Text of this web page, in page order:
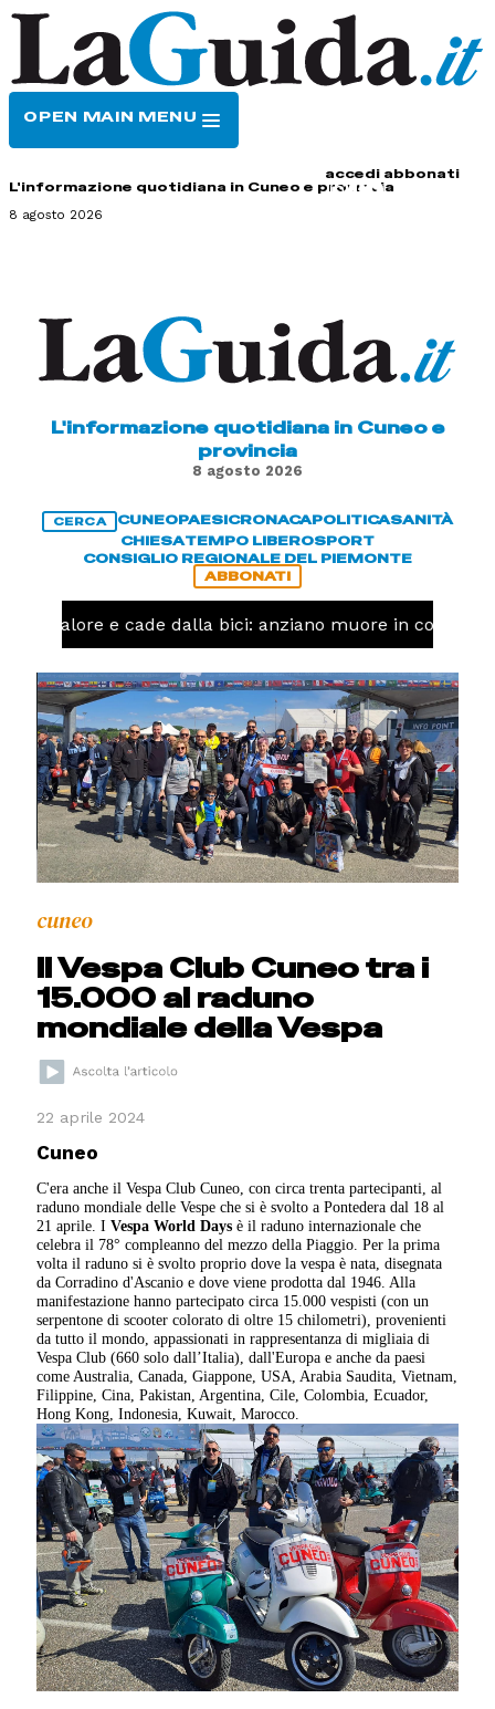
OPEN MAIN MENU
accedi abbonati
L'informazione quotidiana in Cuneo e provincia
8 agosto 2026
L'informazione quotidiana in Cuneo e
provincia
8 agosto 2026
CERCA CUNEOPAESICRONACAPOLITICASANITÀ
CHIESATEMPO LIBEROSPORT
CONSIGLIO REGIONALE DEL PIEMONTE
ABBONATI
malore e cade dalla bici: anziano muore in corso
cuneo
Il Vespa Club Cuneo tra i
15.000 al raduno
mondiale della Vespa
22 aprile 2024
Cuneo
C'era anche il Vespa Club Cuneo, con circa trenta partecipanti, al
raduno mondiale delle Vespe che si è svolto a Pontedera dal 18 al
21 aprile. IVespa World Days è il raduno internazionale che
celebra il 78° compleanno del mezzo della Piaggio. Per la prima
volta il raduno si è svolto proprio dove la vespa è nata, disegnata
da Corradino d'Ascanio e dove viene prodotta dal 1946. Alla
manifestazione hanno partecipato circa 15.000 vespisti (con un
serpentone di scooter colorato di oltre 15 chilometri), provenienti
da tutto il mondo, appassionati in rappresentanza di migliaia di
Vespa Club (660 solo dall’Italia), dall'Europa e anche da paesi
come Australia, Canada, Giappone, USA, Arabia Saudita, Vietnam,
Filippine, Cina, Pakistan, Argentina, Cile, Colombia, Ecuador,
Hong Kong, Indonesia, Kuwait, Marocco.